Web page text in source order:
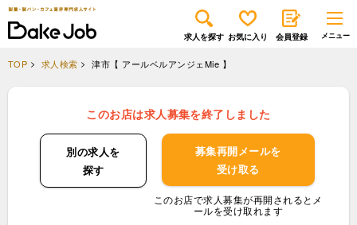
求人を探す お気に入り 会員登録
TOP 求人検索 津市【 アールベルアンジェMie 】
このお店は求人募集を終了しました
別の求人を
探す
募集再開メールを
受け取る
このお店で求人募集が再開されるとメ
ールを受け取れます